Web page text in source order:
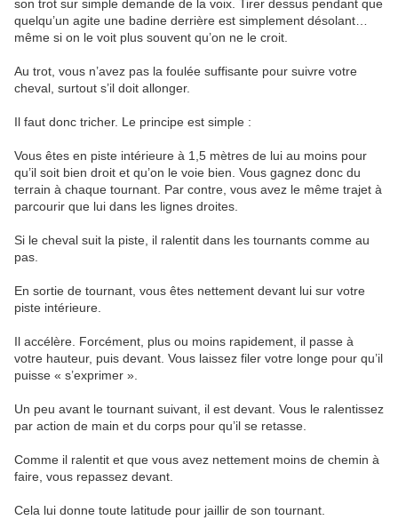
son trot sur simple demande de la voix. Tirer dessus pendant que
quelqu’un agite une badine derrière est simplement désolant…
même si on le voit plus souvent qu’on ne le croit.
Au trot, vous n’avez pas la foulée suffisante pour suivre votre
cheval, surtout s’il doit allonger.
Il faut donc tricher. Le principe est simple :
Vous êtes en piste intérieure à 1,5 mètres de lui au moins pour
qu’il soit bien droit et qu’on le voie bien. Vous gagnez donc du
terrain à chaque tournant. Par contre, vous avez le même trajet à
parcourir que lui dans les lignes droites.
Si le cheval suit la piste, il ralentit dans les tournants comme au
pas.
En sortie de tournant, vous êtes nettement devant lui sur votre
piste intérieure.
Il accélère. Forcément, plus ou moins rapidement, il passe à
votre hauteur, puis devant. Vous laissez filer votre longe pour qu’il
puisse « s’exprimer ».
Un peu avant le tournant suivant, il est devant. Vous le ralentissez
par action de main et du corps pour qu’il se retasse.
Comme il ralentit et que vous avez nettement moins de chemin à
faire, vous repassez devant.
Cela lui donne toute latitude pour jaillir de son tournant.